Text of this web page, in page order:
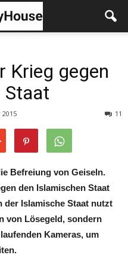
Krieg gegen
Staat
11
Befreiung von Geiseln.
den Islamischen Staat
Islamische Staat nutzt
von Lösegeld, sondern
Kameras, um